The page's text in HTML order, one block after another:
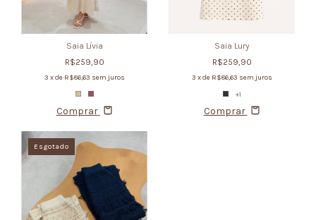
Saia Lívia
R$259,90
3 x de R$86,63 sem juros
Comprar
Saia Lury
R$259,90
3 x de R$86,63 sem juros
+1
Comprar
Esgotado